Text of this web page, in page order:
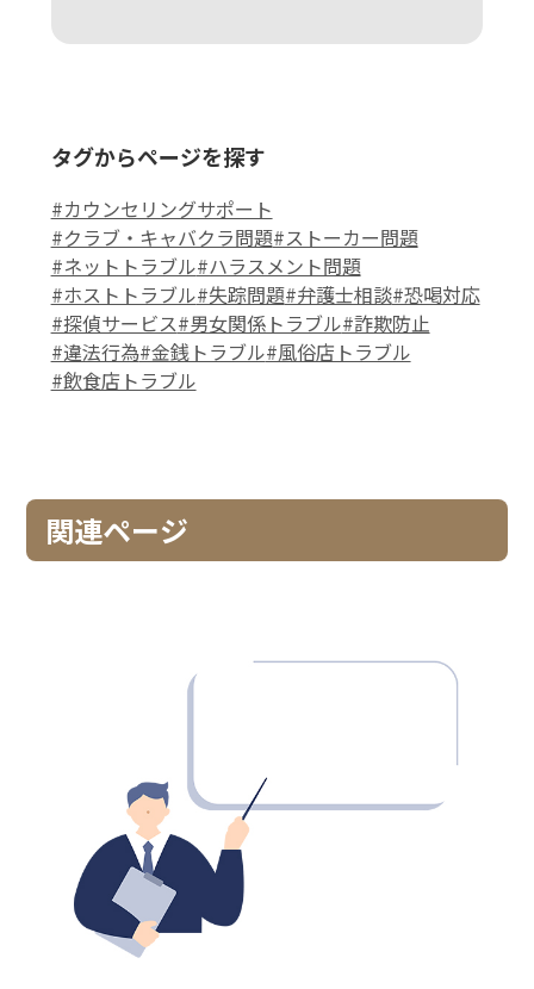
タグからページを探す
#カウンセリングサポート
#クラブ・キャバクラ問題#ストーカー問題
#ネットトラブル#ハラスメント問題
#ホストトラブル#失踪問題#弁護士相談#恐喝対応
#探偵サービス#男女関係トラブル#詐欺防止
#違法行為#金銭トラブル#風俗店トラブル
#飲食店トラブル
関連ページ